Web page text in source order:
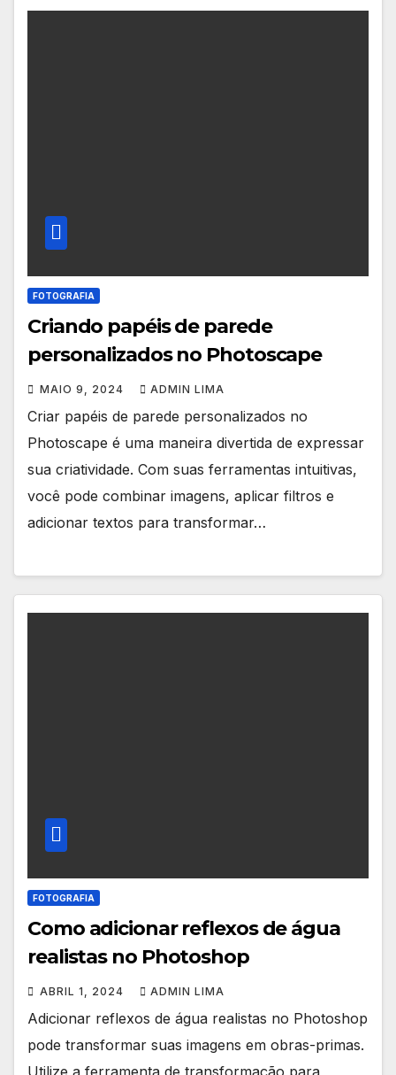
FOTOGRAFIA
Criando papéis de parede
personalizados no Photoscape
MAIO 9, 2024 ADMIN LIMA
Criar papéis de parede personalizados no
Photoscape é uma maneira divertida de expressar
sua criatividade. Com suas ferramentas intuitivas,
você pode combinar imagens, aplicar filtros e
adicionar textos para transformar…
FOTOGRAFIA
Como adicionar reflexos de água
realistas no Photoshop
ABRIL 1, 2024 ADMIN LIMA
Adicionar reflexos de água realistas no Photoshop
pode transformar suas imagens em obras-primas.
Utilize a ferramenta de transformação para